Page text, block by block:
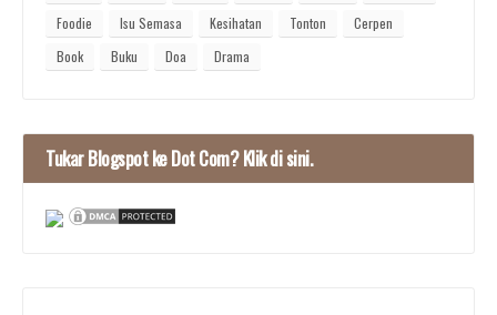
Foodie
Isu Semasa Kesihatan Tonton
Cerpen
Book
Buku Doa Drama
Tukar Blogspot ke Dot Com? Klik di sini.